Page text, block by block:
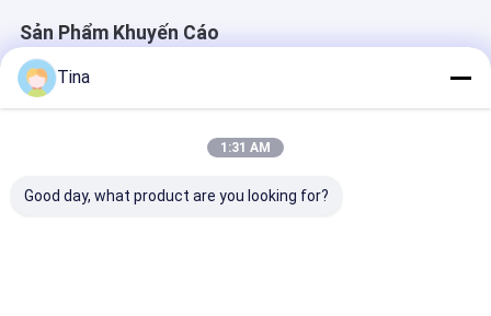
Sản Phẩm Khuyến Cáo
Tina
1:31 AM
Good day, what product are you looking for?